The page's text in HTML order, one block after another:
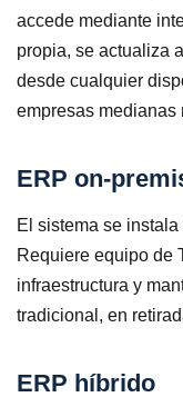
accede mediante
propia, se actualiza
desde cualquier
empresas medianas
ERP on-
El sistema se
Requiere equipo de
infraestructura y
tradicional, en
ERP híbrido